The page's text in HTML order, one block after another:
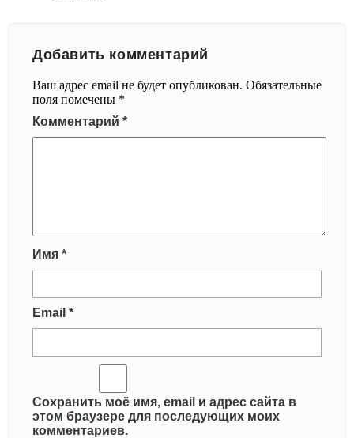
Добавить комментарий
Ваш адрес email не будет опубликован. Обязательные
поля помечены *
Комментарий *
Имя *
Email *
Сохранить моё имя, email и адрес сайта в
этом браузере для последующих моих
комментариев.